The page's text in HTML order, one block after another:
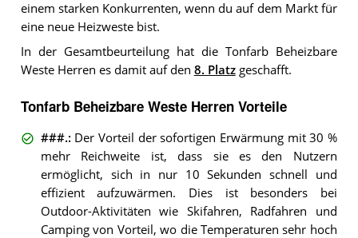
einem starken Konkurrenten, wenn du auf dem Markt für
eine neue Heizweste bist.
In der Gesamtbeurteilung hat die Tonfarb Beheizbare
Weste Herren es damit auf den 8. Platzgeschafft.
Tonfarb Beheizbare Weste Herren Vorteile
###.: Der Vorteil der sofortigen Erwärmung mit 30 %
mehr Reichweite ist, dass sie es den Nutzern
ermöglicht, sich in nur 10 Sekunden schnell und
effizient aufzuwärmen. Dies ist besonders bei
Outdoor-Aktivitäten wie Skifahren, Radfahren und
Camping von Vorteil, wo die Temperaturen sehr hoch